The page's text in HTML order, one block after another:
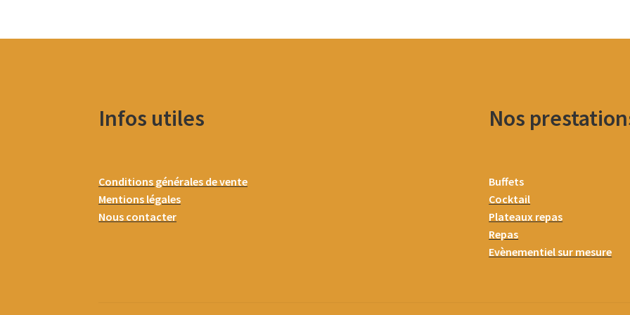
Infos utiles
Conditions générales de vente
Mentions légales
Nous contacter
Nos
Buffets
Cocktail
Plateaux repas
Repas
Evènementiel sur mesure